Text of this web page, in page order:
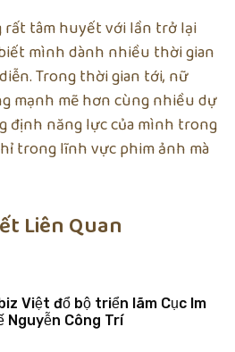
rất tâm huyết với lần trở lại
mình dành nhiều thời gian
Trong thời gian tới, nữ
mạnh mẽ hơn cùng nhiều dự
định năng lực của mình trong
trong lĩnh vực phim ảnh mà
Liên Quan
Việt đổ bộ triển lãm Cục Im
Nguyễn Công Trí